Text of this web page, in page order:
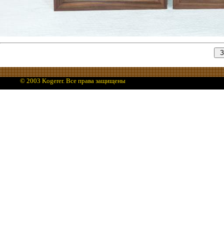
© 2003 Kogerer. Все права защищены